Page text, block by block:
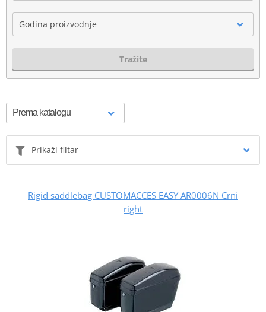
Godina proizvodnje
Tražite
Prikaži filtar
Rigid saddlebag CUSTOMACCES EASY AR0006N Crni
right